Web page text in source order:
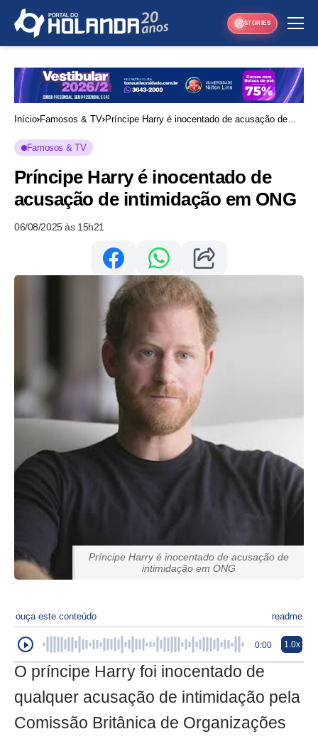
STORIES
Início Famosos & TV Príncipe Harry é inocentado de acusação de
Famosos & TV
Príncipe Harry é inocentado de
acusação de intimidação em ONG
06/08/2025 às 15h21
Príncipe Harry é inocentado de acusação de
intimidação em ONG
ouça este conteúdo readme
0:00 1.0x
O príncipe Harry foi inocentado de
qualquer acusação de intimidação pela
Comissão Britânica de Organizações